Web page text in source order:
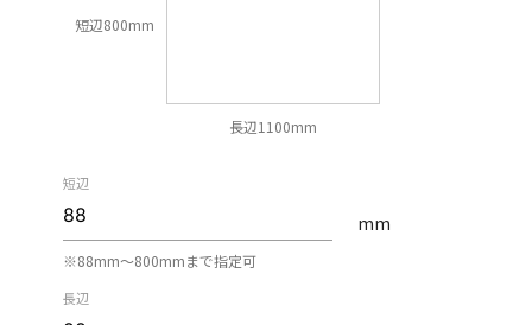
短辺800mm
長辺1100mm
短辺
※88mm〜800mmまで指定可
mm
長辺